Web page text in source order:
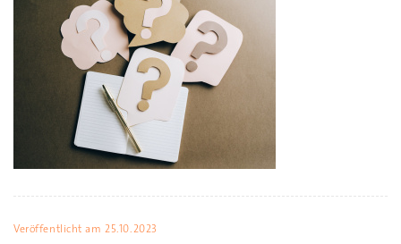
Veröffentlicht am25.10.2023